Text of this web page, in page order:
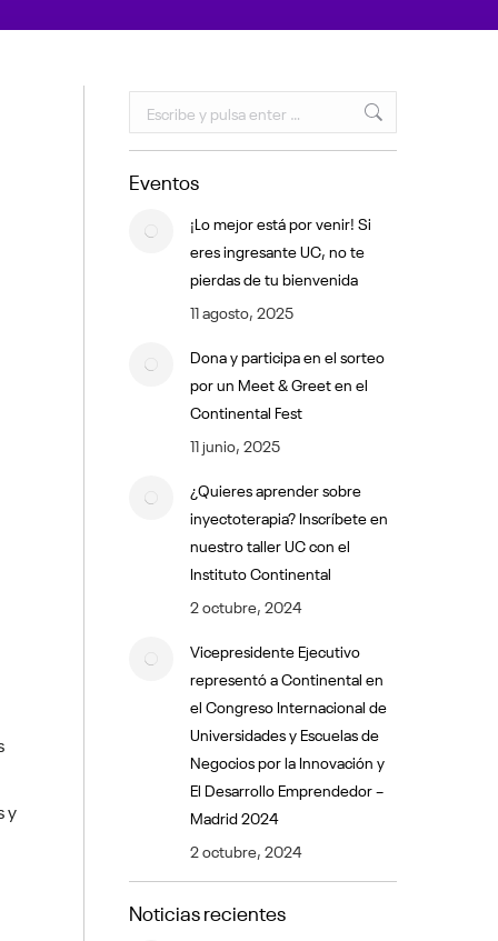
y
Buscar:
Eventos
¡Lo mejor está por venir! Si
eres ingresante UC, no te
pierdas de tu bienvenida
11 agosto, 2025
Dona y participa en el sorteo
por un Meet & Greet en el
Continental Fest
11 junio, 2025
¿Quieres aprender sobre
inyectoterapia? Inscríbete en
nuestro taller UC con el
Instituto Continental
2 octubre, 2024
Vicepresidente Ejecutivo
representó a Continental en
el Congreso Internacional de
Universidades y Escuelas de
Negocios por la Innovación y
El Desarrollo Emprendedor –
Madrid 2024
2 octubre, 2024
Noticias recientes